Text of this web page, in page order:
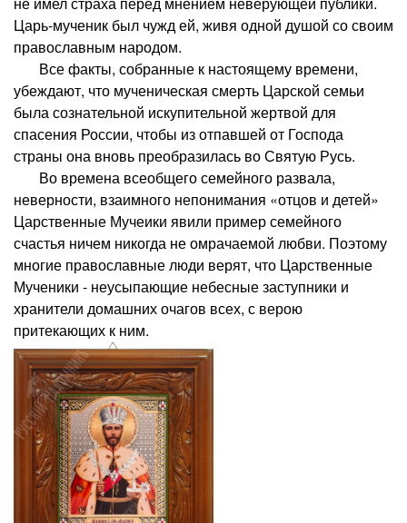
Царь-мученик был чужд ей, живя одной душой со своим
православным народом.
Все факты, собранные к настоящему времени,
убеждают, что мученическая смерть Царской семьи
была сознательной искупительной жертвой для
спасения России, чтобы из отпавшей от Господа
страны она вновь преобразилась во Святую Русь.
Во времена всеобщего семейного развала,
неверности, взаимного непонимания «отцов и детей»
Царственные Мучеики явили пример семейного
счастья ничем никогда не омрачаемой любви. Поэтому
многие православные люди верят, что Царственные
Мученики - неусыпающие небесные заступники и
хранители домашних очагов всех, с верою
притекающих к ним.